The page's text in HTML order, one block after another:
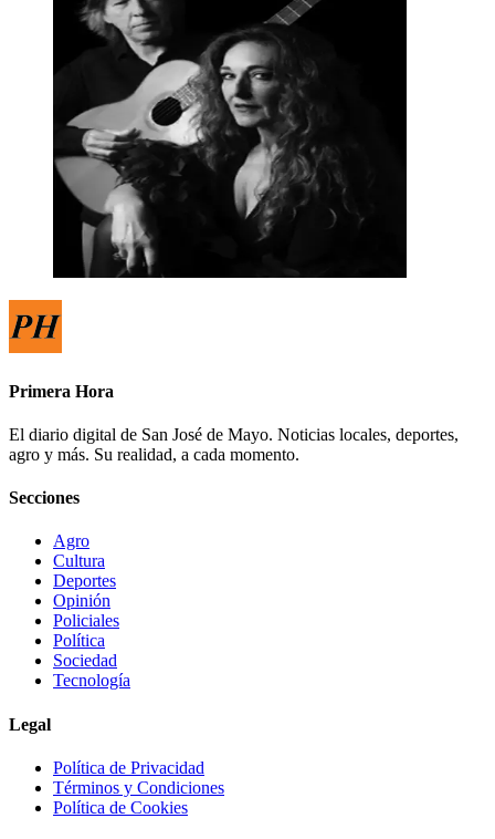
Primera Hora
El diario digital de San José de Mayo. Noticias locales, deportes,
agro y más. Su realidad, a cada momento.
Secciones
Agro
Cultura
Deportes
Opinión
Policiales
Política
Sociedad
Tecnología
Legal
Política de Privacidad
Términos y Condiciones
Política de Cookies